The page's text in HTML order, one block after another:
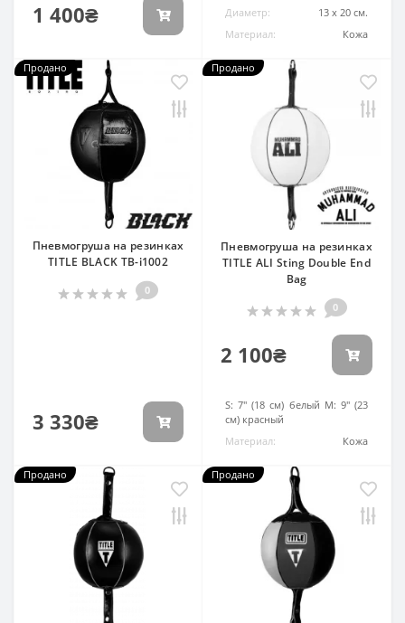
1 400₴ Диаметр:
13 х 20 см.
Материал:
Кожа
Продано
Пневмогруша на резинках
TITLE BLACK TB-i1002
0
3 330₴
Продано
Пневмогруша на резинках
TITLE ALI Sting Double End
Bag
0
2 100₴
Диаметр:
S: 7" (18 см) белый M: 9" (23
см) красный
Материал:
Кожа
Продано Продано